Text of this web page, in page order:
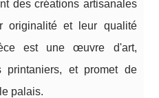
des créations artisanales
originalité et leur qualité
est une œuvre d'art,
printaniers, et promet de
palais.